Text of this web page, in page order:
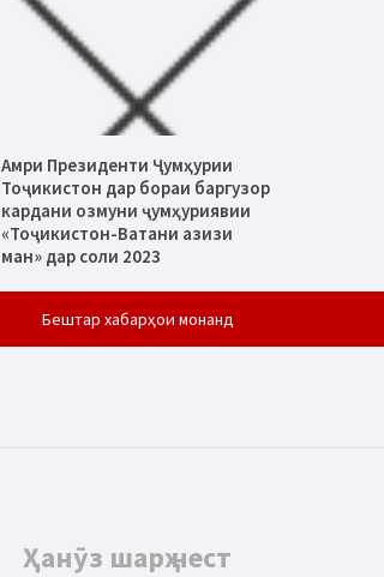
Амри Президенти Ҷумҳурии
Тоҷикистон дар бораи баргузор
кардани озмуни ҷумҳуриявии
«Тоҷикистон-Ватани азизи
ман» дар соли 2023
Бештар хабарҳои монанд
Ҳанӯз шарҳ нест